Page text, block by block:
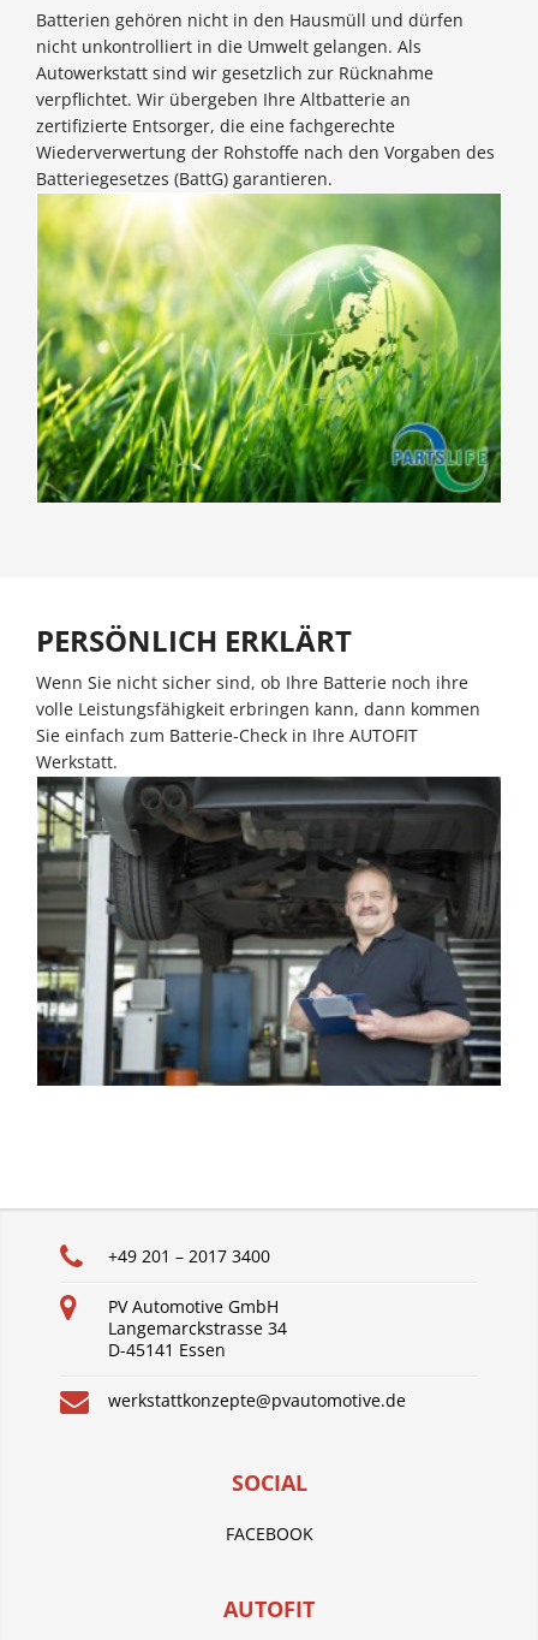
Batterien gehören nicht in den Hausmüll und dürfen
nicht unkontrolliert in die Umwelt gelangen. Als
Autowerkstatt sind wir gesetzlich zur Rücknahme
verpflichtet. Wir übergeben Ihre Altbatterie an
zertifizierte Entsorger, die eine fachgerechte
Wiederverwertung der Rohstoffe nach den Vorgaben des
Batteriegesetzes (BattG) garantieren.
PERSÖNLICH ERKLÄRT
Wenn Sie nicht sicher sind, ob Ihre Batterie noch ihre
volle Leistungsfähigkeit erbringen kann, dann kommen
Sie einfach zum Batterie-Check in Ihre AUTOFIT
Werkstatt.
+49 201 – 2017 3400
PV Automotive GmbH
Langemarckstrasse 34
D-45141 Essen
werkstattkonzepte@pvautomotive.de
SOCIAL
FACEBOOK
AUTOFIT